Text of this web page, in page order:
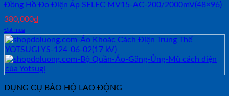
Đồng Hồ Đo Điện Áp SELEC MV15-AC-200/2000mV(48×96)
380,000₫
Đặt mua
DỤNG CỤ BẢO HỘ LAO ĐỘNG